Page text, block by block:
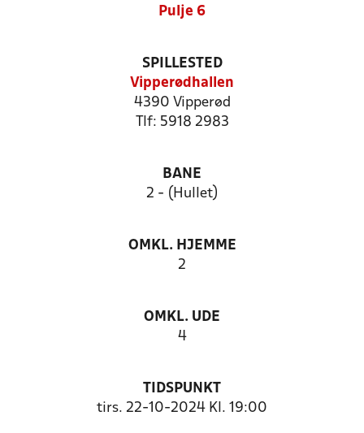
Pulje 6
SPILLESTED
Vipperødhallen
4390 Vipperød
Tlf: 5918 2983
BANE
2 - (Hullet)
OMKL. HJEMME
2
OMKL. UDE
4
TIDSPUNKT
tirs. 22-10-2024 Kl. 19:00